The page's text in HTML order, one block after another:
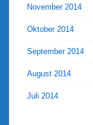
November 2014
Oktober 2014
September 2014
August 2014
Juli 2014